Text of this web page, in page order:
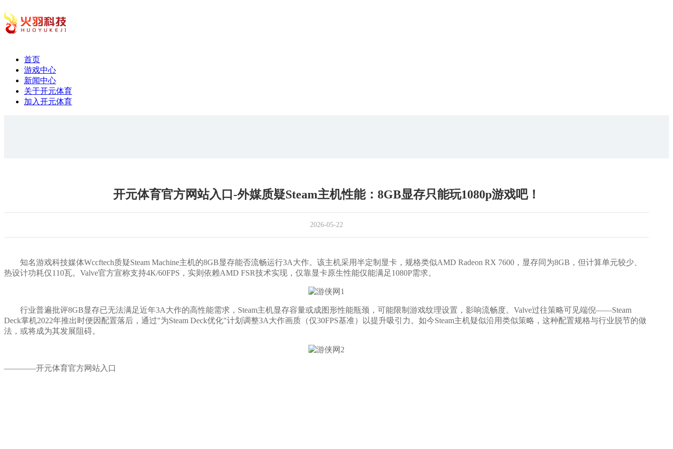
首页
游戏中心
新闻中心
关于开元体育
加入开元体育
开元体育官方网站入口-外媒质疑Steam主机性能：8GB显存只能玩1080p游戏吧！
2026-05-22
知名游戏科技媒体Wccftech质疑Steam Machine主机的8GB显存能否流畅运行3A大作。该主机采用半定制显卡，规格类似AMD Radeon RX 7600，显存同为8GB，但计算单元较少、
热设计功耗仅110瓦。Valve官方宣称支持4K/60FPS，实则依赖AMD FSR技术实现，仅靠显卡原生性能仅能满足1080P需求。
行业普遍批评8GB显存已无法满足近年3A大作的高性能需求，Steam主机显存容量或成图形性能瓶颈，可能限制游戏纹理设置，影响流畅度。Valve过往策略可见端倪——Steam
Deck掌机2022年推出时便因配置落后，通过"为Steam Deck优化"计划调整3A大作画质（仅30FPS基准）以提升吸引力。如今Steam主机疑似沿用类似策略，这种配置规格与行业脱节的做
法，或将成为其发展阻碍。
————开元体育官方网站入口